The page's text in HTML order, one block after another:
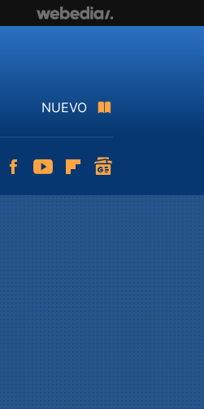
NUEVO
InstagramFacebookYoutubeFlipboard